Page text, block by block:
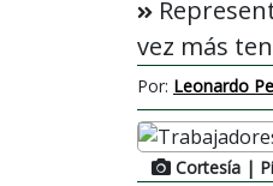
vez más
Por: Leonardo
Cortesía |